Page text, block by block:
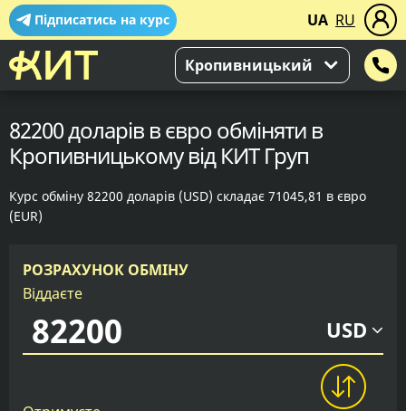
Підписатись на курс UA RU
Кропивницький
82200 доларів в євро обміняти в
Кропивницькому від КИТ Груп
Курс обміну 82200 доларів (USD) складає 71045,81 в євро
(EUR)
РОЗРАХУНОК ОБМІНУ
Віддаєте
USD